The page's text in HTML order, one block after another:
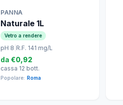
PANNA
Naturale 1L
Vetro a rendere
pH 8 R.F. 141 mg/L
da €0,92
cassa 12 bott.
Popolare: Roma